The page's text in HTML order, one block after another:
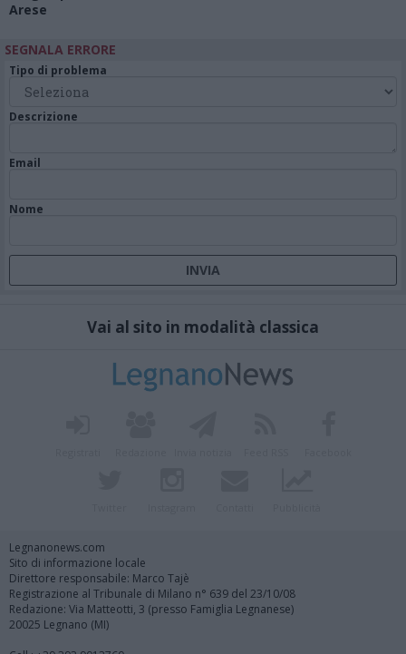
Arese
SEGNALA ERRORE
Tipo di problema
Descrizione
Email
Nome
Vai al sito in modalità classica
Legnanonews.com
Sito di informazione locale
Direttore responsabile: Marco Tajè
Registrazione al Tribunale di Milano n° 639 del 23/10/08
Redazione: Via Matteotti, 3 (presso Famiglia Legnanese)
20025 Legnano (MI)